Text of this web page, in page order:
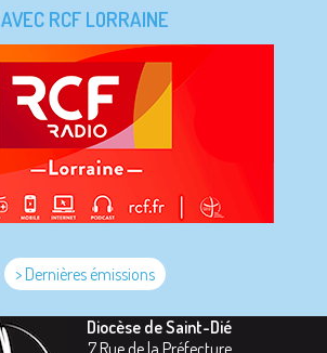
AVEC RCF LORRAINE
> Dernières émissions
Diocèse de Saint-Dié
7 Rue de la Préfecture